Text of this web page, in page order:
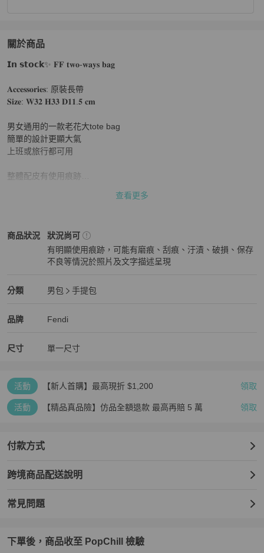
關於商品
關於Fendi老花兩用包商品詳情與購買須知
𝗜𝗻 𝘀𝘁𝗼𝗰𝗸✨ 𝐅𝐅 𝐭𝐰𝐨-𝐰𝐚𝐲𝐬 𝐛𝐚𝐠
𝐀𝐜𝐜𝐞𝐬𝐬𝐨𝐫𝐢𝐞𝐬: 原裝長帶
𝐒𝐢𝐳𝐞: 𝐖𝟑𝟐 𝐇𝟑𝟑 𝐃𝟏𝟏.𝟓 𝐜𝐦
男女通用的一款老花大tote bag
簡單的設計更顯大氣
上班或旅行都可用
整體配皮有使用痕跡
▫️▫️▫️▫️▫️▫️▫️▫️▫️▫️▫️▫️▫️
©️所有商標及版權皆屬於該品牌持有人
✨本店只出售經日本專業鑒證師認證為正品的貨品
✨不設口頭留貨，先付款者得
查看更多
商品狀況
Fendi男包 商品狀態與細節
狀況尚可
有明顯使用痕跡，可能有磨痕、刮痕、汙漬、破損、保存
不良等情況於照片及文字描述呈現
分類
Fendi 分類資訊
男包
手提包
品牌
Fendi 男包品牌介紹
Fendi
Fendi 推薦清單
尺寸 單一尺寸
活動 【新人首購】最高現折 $1,200 領取
活動 【精品真品險】仿品全額退款 最高再賠 5 萬 領取
付款方式
跨境商品配送說明
常見問題
下單後，商品收至 PopChill 檢驗